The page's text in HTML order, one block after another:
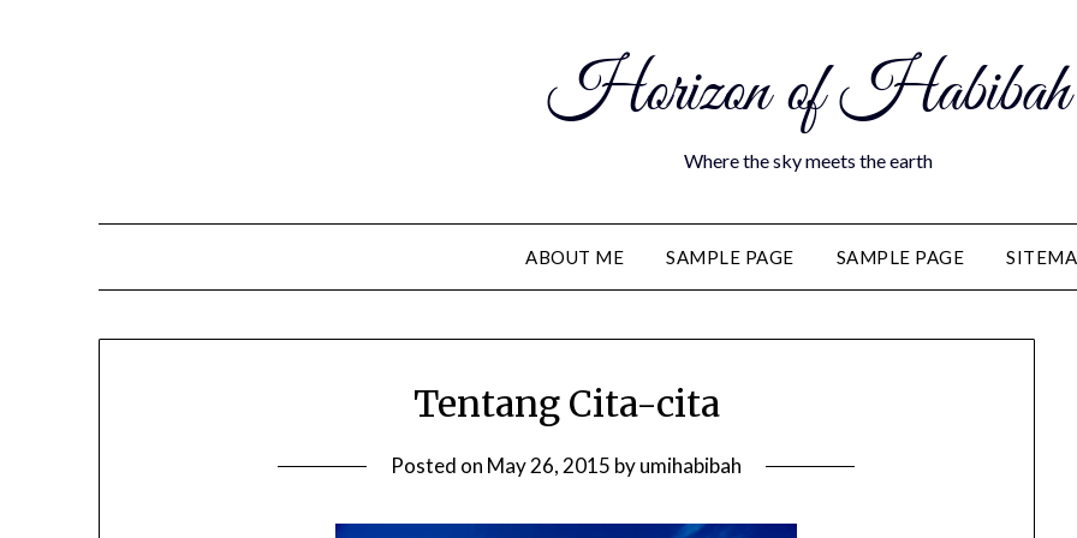
Horizon of Habibah
Where the sky meets the earth
ABOUT ME SAMPLE PAGE SAMPLE PAGE
Tentang Cita-cita
Posted on May 26, 2015 byumihabibah